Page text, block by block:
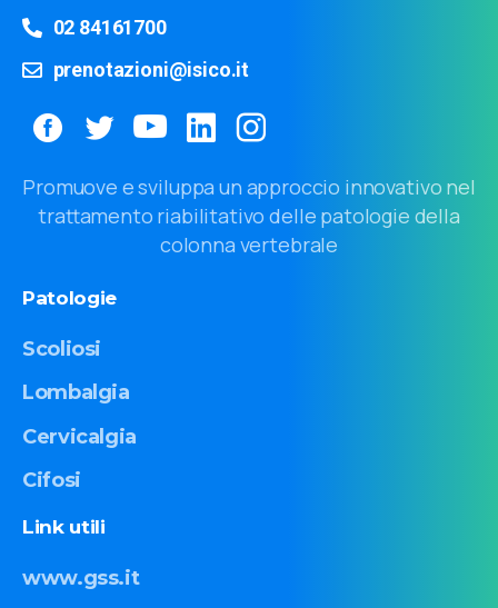
02 84161700
prenotazioni@isico.it
Promuove e sviluppa un approccio innovativo nel
trattamento riabilitativo delle patologie della
colonna vertebrale
Patologie
Scoliosi
Lombalgia
Cervicalgia
Cifosi
Link utili
www.gss.it